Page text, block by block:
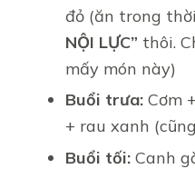
đỏ (ăn trong
NỘI LỰC” thôi.
mấy món này)
Buổi trưa:Cơm
+ rau xanh
Buổi tối:Canh